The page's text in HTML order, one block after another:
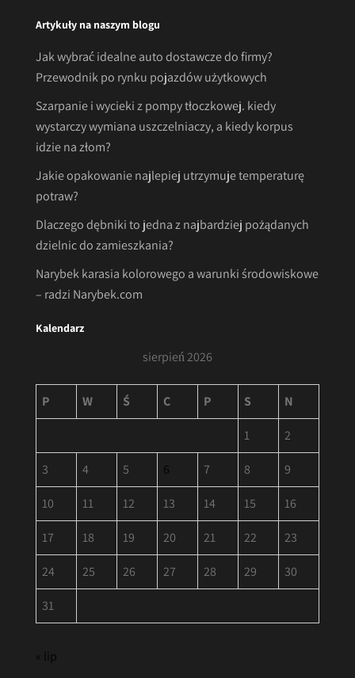
Artykuły na naszym blogu
Jak wybrać idealne auto dostawcze do firmy?
Przewodnik po rynku pojazdów użytkowych
Szarpanie i wycieki z pompy tłoczkowej. kiedy
wystarczy wymiana uszczelniaczy, a kiedy korpus
idzie na złom?
Jakie opakowanie najlepiej utrzymuje temperaturę
potraw?
Dlaczego dębniki to jedna z najbardziej pożądanych
dzielnic do zamieszkania?
Narybek karasia kolorowego a warunki środowiskowe
– radzi Narybek.com
Kalendarz
sierpień 2026
P W Ś C P S N
1 2
3 4 5 6 7 8 9
10 11 12 13 14 15 16
17 18 19 20 21 22 23
24 25 26 27 28 29 30
31
« lip